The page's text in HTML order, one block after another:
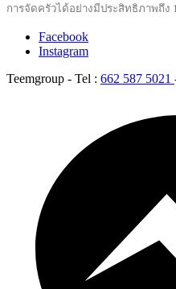
การจัดครัวได้อย่างมีประสิทธิภาพถึง
Facebook
Instagram
Teemgroup - Tel : 662 587 5021